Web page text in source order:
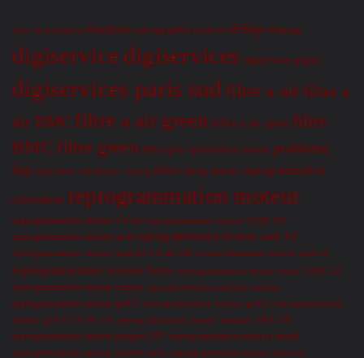
banc de puissance blacktint cartographie moteur defap defapage
digiservice digiservices digiservices grigny
digiservices paris sud filtre a air filtre a
air BMC filtre a air green filtre a air sport filtre
BMC filtre green filtre sport optimisation moteur probleme
fap reparation calculateur reprog BMW reprog moteur reprogrammation
calculateur reprogrammation moteur
reprogrammation moteur 1.6 tdi reprogrammation moteur 325D 197
reprogrammation moteur audi reprogrammation moteur audi A3
reprogrammation moteur audi A3 2.0 tdi 140 reprogrammation moteur audi s4
reprogrammation moteur bmw reprogrammation moteur bmw 118D 122
reprogrammation moteur citroen reprogrammation moteur essonne
reprogrammation moteur golf 5 reprogrammation moteur golf 6 reprogrammation
moteur golf 6 2.0 tdi 110 reprogrammation moteur megane 3 RS 250
reprogrammation moteur peugeot 207 reprogrammation moteur renault
reprogrammation moteur renault trafic reprogrammation moteur scirocco